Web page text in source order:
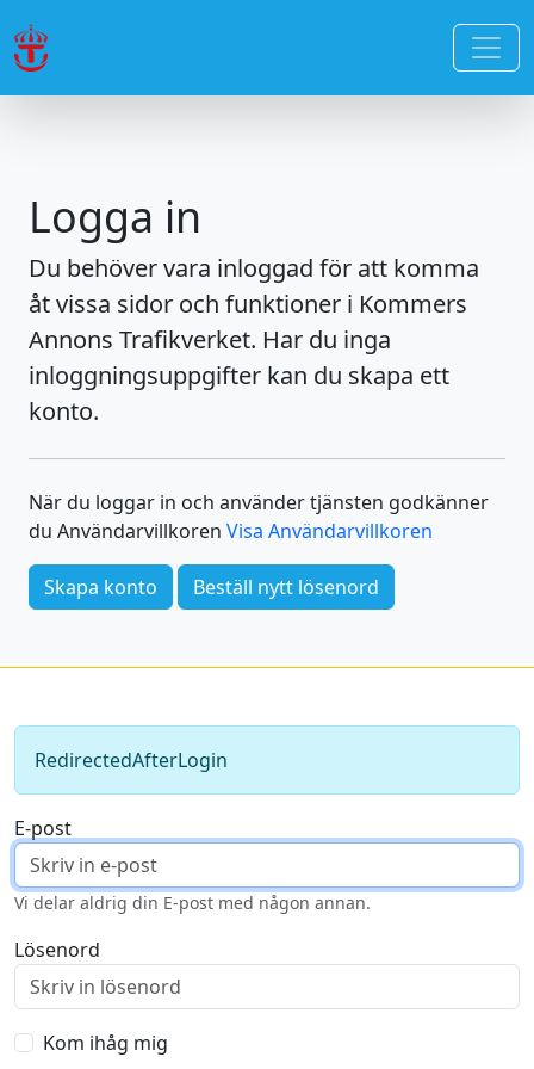
Logga in
Du behöver vara inloggad för att komma
åt vissa sidor och funktioner i Kommers
Annons Trafikverket. Har du inga
inloggningsuppgifter kan du skapa ett
konto.
När du loggar in och använder tjänsten godkänner
du Användarvillkoren Visa Användarvillkoren
Skapa konto Beställ nytt lösenord
RedirectedAfterLogin
E-post
Vi delar aldrig din E-post med någon annan.
Lösenord
Kom ihåg mig